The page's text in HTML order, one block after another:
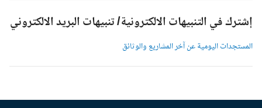
إشترك في التنبيهات الالكترونية/ تنبيهات البريد الالكتروني
المستجدات اليومية عن آخر المشاريع والوثائق